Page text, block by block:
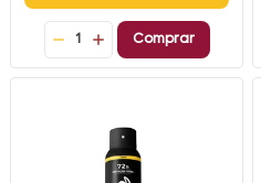
1 Comprar